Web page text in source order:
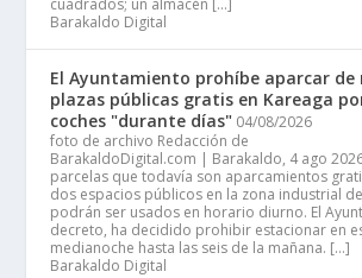
cuadrados; un almacén […]
Barakaldo Digital
El Ayuntamiento prohíbe aparcar de
plazas públicas gratis en Kareaga
coches "durante días" 04/08/2026
foto de archivo Redacción de
BarakaldoDigital.com | Barakaldo, 4 ago
parcelas que todavía son aparcamientos
dos espacios públicos en la zona industrial
podrán ser usados en horario diurno. El
decreto, ha decidido prohibir estacionar en
medianoche hasta las seis de la mañana. […]
Barakaldo Digital